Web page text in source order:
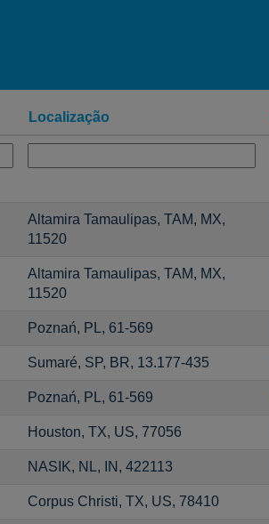
Localização
Altamira Tamaulipas, TAM, MX,
11520
Altamira Tamaulipas, TAM, MX,
11520
Poznań, PL, 61-569
Sumaré, SP, BR, 13.177-435
Poznań, PL, 61-569
Houston, TX, US, 77056
NASIK, NL, IN, 422113
Corpus Christi, TX, US, 78410